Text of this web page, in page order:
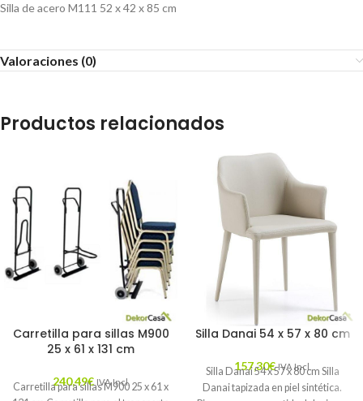
Silla de acero M111 52 x 42 x 85 cm
Valoraciones (0)
Productos relacionados
Carretilla para sillas M900
25 x 61 x 131 cm
240,49€ IVA Incl.
Carretilla para sillas M900 25 x 61 x
Silla Danai 54 x 57 x 80 cm
157,30€ IVA Incl.
Silla Danai 54 x 57 x 80 cm Silla
Danai tapizada en piel sintética.